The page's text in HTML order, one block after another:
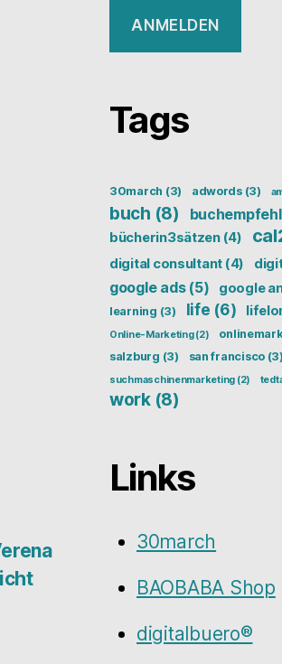
Tags
30march (3) adwords(3)
buch (8)
bücherin3sätzen(4)
digital consultant (4)
google ads(5) google
learning (3) life (6)
Online-Marketing(2)
salzburg (3) san francisco (3)
suchmaschinenmarketing (2)
work(8)
Links
30march
BAOBABA Shop
digitalbuero®